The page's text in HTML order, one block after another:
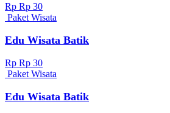
Rp Rp 30
Paket Wisata
Edu Wisata Batik
Rp Rp 30
Paket Wisata
Edu Wisata Batik